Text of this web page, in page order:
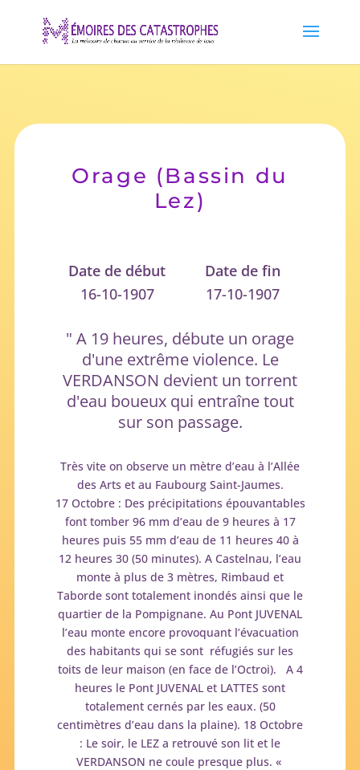
Orage (Bassin du
Lez)
Date de début
16-10-1907
Date de fin
17-10-1907
" A 19 heures, débute un orage
d'une extrême violence. Le
VERDANSON devient un torrent
d'eau boueux qui entraîne tout
sur son passage.
Très vite on observe un mètre d’eau à l’Allée
des Arts et au Faubourg Saint-Jaumes.
17 Octobre : Des précipitations épouvantables
font tomber 96 mm d’eau de 9 heures à 17
heures puis 55 mm d’eau de 11 heures 40 à
12 heures 30 (50 minutes). A Castelnau, l’eau
monte à plus de 3 mètres, Rimbaud et
Taborde sont totalement inondés ainsi que le
quartier de la Pompignane. Au Pont JUVENAL
l’eau monte encore provoquant l’évacuation
des habitants qui se sont réfugiés sur les
toits de leur maison (en face de l’Octroi). A 4
heures le Pont JUVENAL et LATTES sont
totalement cernés par les eaux. (50
centimètres d’eau dans la plaine). 18 Octobre
: Le soir, le LEZ a retrouvé son lit et le
VERDANSON ne coule presque plus. «